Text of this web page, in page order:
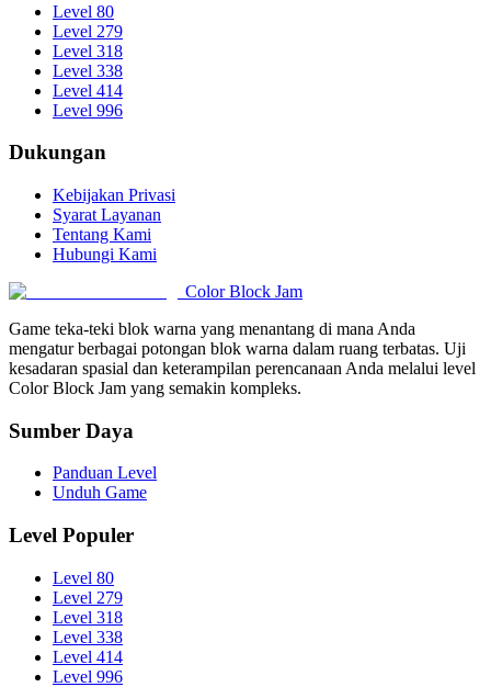
Level 80
Level 279
Level 318
Level 338
Level 414
Level 996
Dukungan
Kebijakan Privasi
Syarat Layanan
Tentang Kami
Hubungi Kami
Color Block Jam
Game teka-teki blok warna yang menantang di mana Anda
mengatur berbagai potongan blok warna dalam ruang terbatas. Uji
kesadaran spasial dan keterampilan perencanaan Anda melalui level
Color Block Jam yang semakin kompleks.
Sumber Daya
Panduan Level
Unduh Game
Level Populer
Level 80
Level 279
Level 318
Level 338
Level 414
Level 996